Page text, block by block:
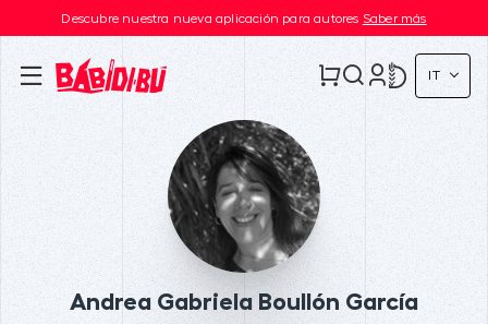
Descubre nuestra nueva aplicación para autores Saber más
IT
Andrea Gabriela Boullón García